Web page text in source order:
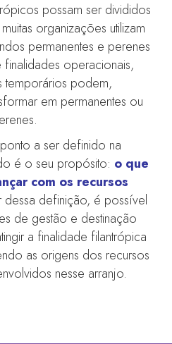
possam ser divididos
organizações utilizam
permanentes e perenes
operacionais,
temporários podem,
em permanentes ou
a ser definido na
é o seu propósito: o que
com os recursos
dessa definição, é possível
de gestão e destinação
a finalidade filantrópica
as origens dos recursos
nesse arranjo.